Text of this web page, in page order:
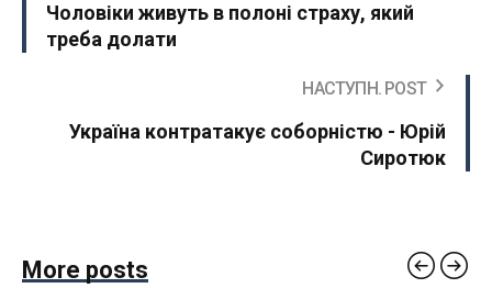
Чоловіки живуть в полоні страху, який
треба долати
НАСТУПН. POST
Україна контратакує соборністю - Юрій
Сиротюк
More posts